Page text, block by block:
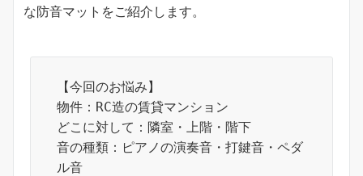
な防音マットをご紹介します。
【今回のお悩み】
物件：RC造の賃貸マンション
どこに対して：隣室・上階・階下
音の種類：ピアノの演奏音・打鍵音・ペダ
ル音